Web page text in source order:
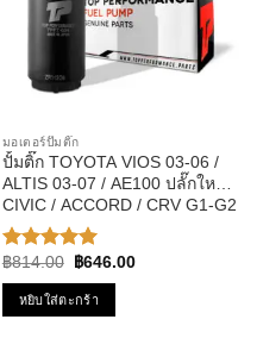
มอเตอร์ปั๊มติ๊ก
ปั้มติ๊ก TOYOTA VIOS 03-06 /
ALTIS 03-07 / AE100 ปลั๊กใหญ่ /
CIVIC / ACCORD / CRV G1-G2
รหัส TPFT-004 – TOP
PERFPRMANCE JAPAN
ให้คะแนน
5.00ตั้งแต่
1-5
คะแนน
฿814.00
Original
was:
฿814.00.
฿646.00Current
หยิบใส่ตะกร้า